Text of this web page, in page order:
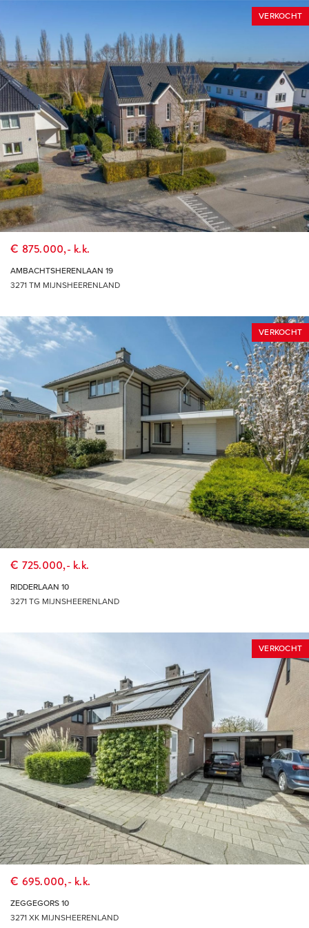
BIJZONDERHEDEN
* Vanaf 1 januari 2023 zijn makelaars wettelijk verplicht een
biedlogboek bij te houden bij de verkoop van bestaande
woningen (en wanneer de koper en/of de verkoper een
particulier is). Biedingen kun je per die datum, en indien
gewenst, nog steeds mondeling met ons bespreken maar
dien je daarna digitaal aan ons te bevestigen via jouw MOVE-
account. Het biedlogboek is niet van toepassing bij de
verkoop van nieuwbouw, recreatiewoningen,
bedrijfswoningen, garageboxen, bouwkavels,
woon-/bedrijfspanden en (agrarische) bedrijfsobjecten zonder
* Bij het sluiten van een koopovereenkomst verklaar je je
akkoord dat ondertekening van de koopovereenkomst
gebruikmaking van het platform van ondertekenen.nl.
* De koopovereenkomst wordt opgesteld conform het meest
recente model dat is vastgesteld door de NVM, de
Consumentenbond en Vereniging Eigen Huis en aangevuld
met enkele aanvullende artikelen waaronder (maar niet
uitsluitend) een ouderdoms-clausule, een clausule over de
Meetinstructie en een clausule over de onderzoeksplicht van
koper.
* Vanzelfsprekend staat het je vrij om, indien gewenst, elke
bouwkundige (behoudens de Vereniging Eigen Huis) uit te
nodigen de woning bouwkundig voor je te keuren teneinde
jezelf een goed beeld te kunnen vormen van de
bouwkundige staat van de woning.
inwoners en is sinds 2019 samengevoegd in 1 gelijknamige
gemeente. Door de status van “Nationaal Landschap” is haar
open en landelijk karakter op de lange termijn verzekerd en
door de versterking van natuurwaarden zal het er altijd goed
wonen blijven.
MIJNSHEERENLAND
Het ‘Haagje van de Hoeksche Waard’ is een fraai groen dorp
met nog geen 5.000 inwoners en is direct gelegen aan de
Binnenbedijkte Maas, die in de volksmond ‘Binnenmaas’
wordt genoemd. Het dorp kenmerkt zich door de ruime
opzet, het gevarieerde aanbod van woningen en de vele
recreatiemogelijkheden. Zo is er direct aan de prachtige
Binnenmaas een mooi groen wandelpark met zwemstrand,
VERKOCHT
€ 875.000,- k.k.
AMBACHTSHERENLAAN 19
3271 TM MIJNSHEERENLAND
VERKOCHT
€ 725.000,- k.k.
RIDDERLAAN 10
3271 TG MIJNSHEERENLAND
VERKOCHT
€ 695.000,- k.k.
ZEGGEGORS 10
3271 XK MIJNSHEERENLAND